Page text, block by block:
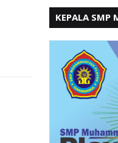
KEPALA SMP